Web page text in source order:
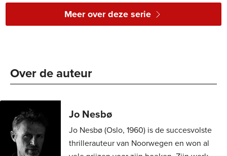
Meer over deze serie
Over de auteur
Jo Nesbø
Jo Nesbø (Oslo, 1960) is de succesvolste
thrillerauteur van Noorwegen en won al